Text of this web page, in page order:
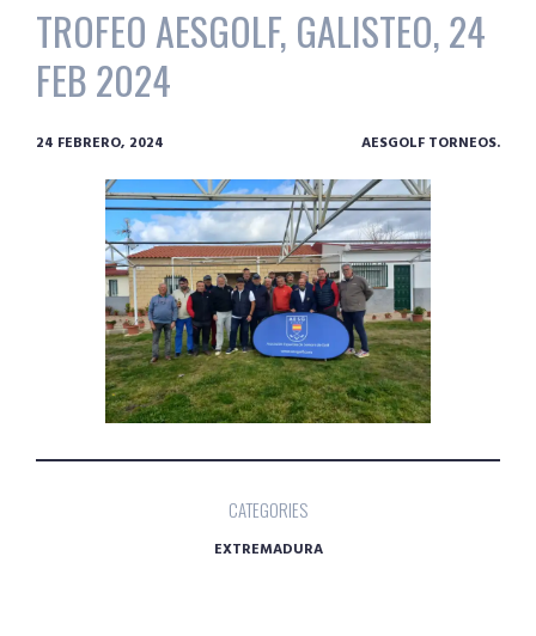
TROFEO AESGOLF, GALISTEO, 24
FEB 2024
24 FEBRERO, 2024 AESGOLF TORNEOS.
CATEGORIES
EXTREMADURA